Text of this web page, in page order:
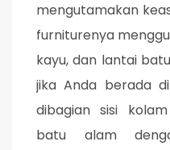
mengutamakan
furniturenya
kayu, dan lantai
jika Anda berada
dibagian sisi
batu alam